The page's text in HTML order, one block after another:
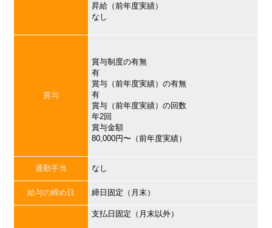
昇給（前年度実績）
なし
賞与
賞与制度の有無
有
賞与（前年度実績）の有無
有
賞与（前年度実績）の回数
年2回
賞与金額
80,000円〜（前年度実績）
通勤手当 なし
給与の締め日 締日固定（月末）
支払日固定（月末以外）